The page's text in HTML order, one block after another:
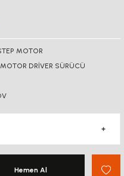
MOTOR
DRİVER SÜRÜCÜ
Hemen Al